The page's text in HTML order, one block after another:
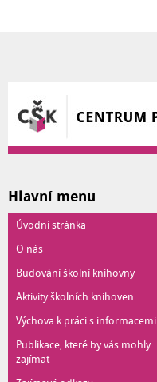
Hlavní menu
Úvodní stránka
O nás
Budování školní knihovny
Aktivity školních knihoven
Výchova k práci s informacemi
Publikace, které by vás mohly
zajímat